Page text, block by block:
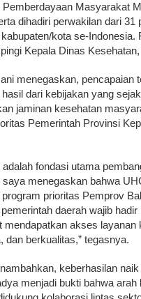
Pemberdayaan Masyarakat
dihadiri perwakilan dari 31
kota se-Indonesia.
Kepala Dinas
menegaskan, pencapaian
dari kebijakan yang
jaminan kesehatan
Pemerintah Provinsi
adalah fondasi utama
saya menegaskan bahwa
prioritas Pemprov
daerah wajib
mendapatkan akses layanan
dan berkualitas,” tegasnya.
keberhasilan
menjadi bukti bahwa arah